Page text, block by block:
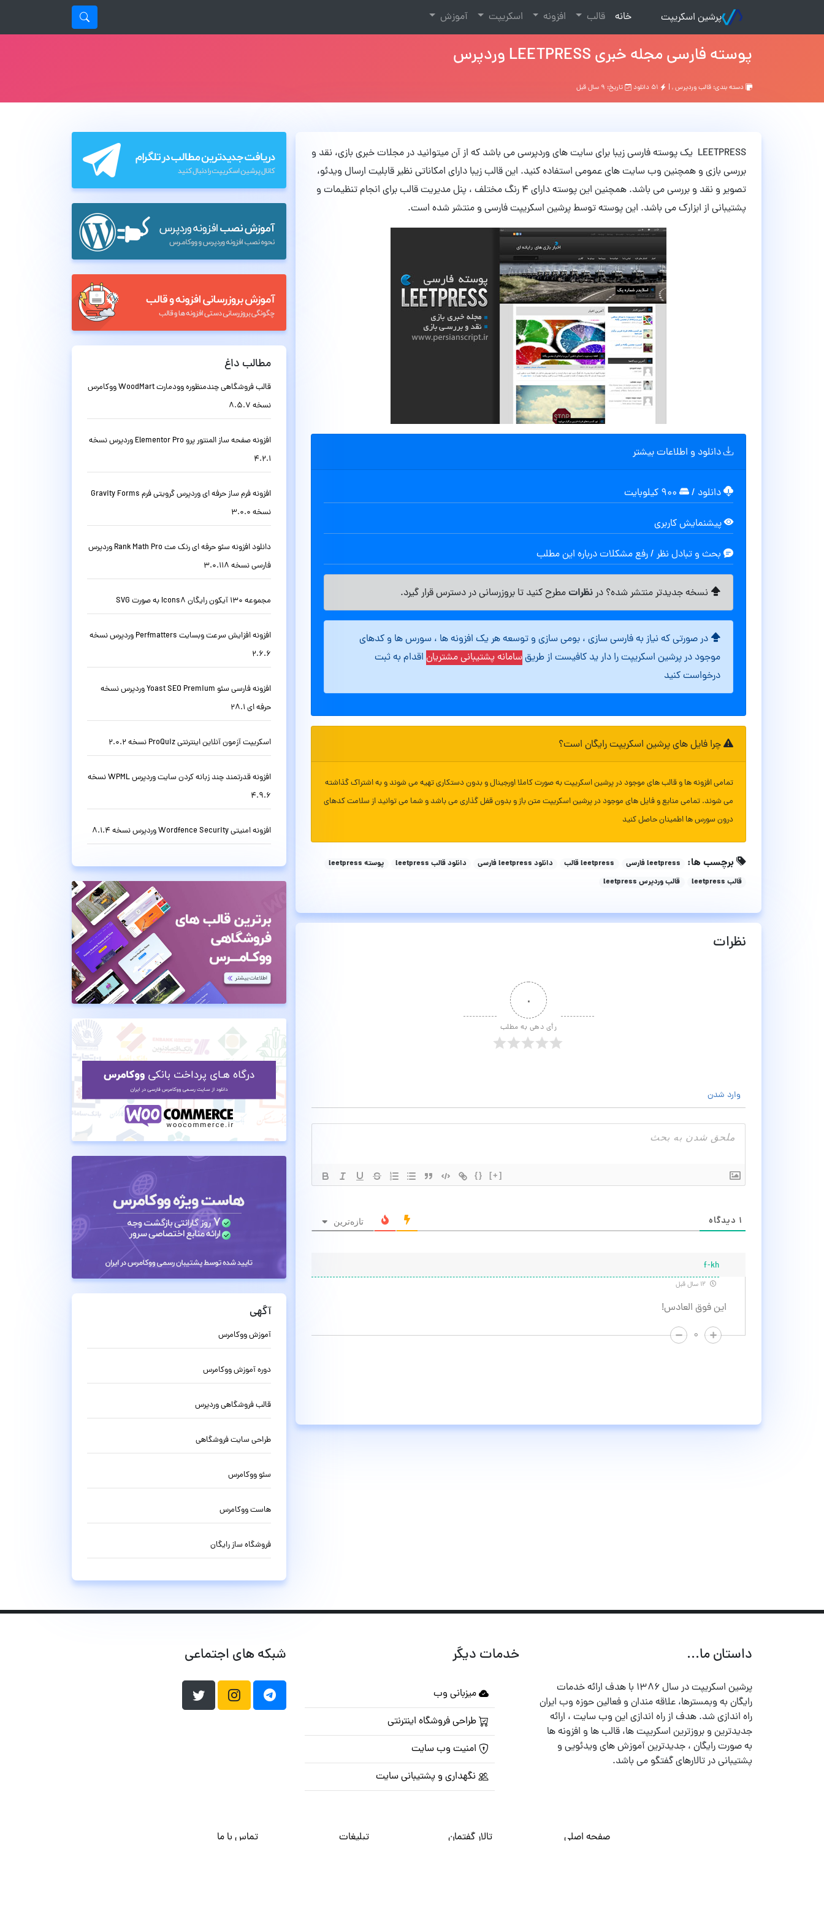
پرشین اسکریپت خانه
(current) قالب افزونه اسکریپت آموزش
پوسته فارسی مجله خبری LEETPRESS وردپرس
دسته بندی: قالب وردپرس, | تاریخ: ۹ سال قبل
LEETPRESS یک پوسته فارسی زیبا برای سایت های وردپرسی می باشد که از آن میتوانید در مجلات خبری بازی، نقد و
بررسی بازی و همچنین وب سایت های عمومی استفاده کنید. این قالب زیبا دارای امکاناتی نظیر قابلیت ارسال ویدئو،
تصویر و نقد و بررسی می باشد. همچنین این پوسته دارای 4 رنگ مختلف ، پنل مدیریت قالب برای انجام تنظیمات و
پشتیبانی از ابزارک می باشد. این پوسته توسط پرشین اسکریپت فارسی و منتشر شده است.
دانلود و اطلاعات بیشتر
دانلود /
پیشنمایش کاربری
بحث و تبادل نظر / رفع مشکلات درباره این مطلب
نسخه جدیدتر منتشر شده؟ درنظراتمطرح کنید تا بروزرسانی در دسترس قرار گیرد.
در صورتی که نیاز به فارسی سازی ، بومی سازی و توسعه هر یک افزونه ها ، سورس ها و کدهای
موجود در پرشین اسکریپت را دار ید کافیست از طریقسامانه پشتیبانی مشتریان اقدام به ثبت
درخواست کنید
چرا فایل های پرشین اسکریپت رایگان است؟
تمامی افزونه ها و قالب های موجود در پرشین اسکریپت به صورت کاملا اورجینال و بدون دستکاری تهیه می شوند و به اشتراک گذاشته
می شوند. تمامی منابع و فایل های موجود در پرشین اسکریپت متن باز و بدون قفل گذاری می باشد و شما می توانید از سلامت کدهای
درون سورس ها اطمینان حاصل کنید
برچسب ها: leetpress فارسی leetpress قالب دانلود leetpress فارسی دانلود قالب leetpress
پوسته leetpress
قالب leetpress
قالب وردپرس leetpress
نظرات
۰
رأی دهی به مطلب
وارد شدن
{} [+]
۱ دیدگاه تازه‌ترین
f-kh
این فوق العادس!
۰
مطالب داغ
قالب فروشگاهی چندمنظوره وودمارت WoodMart ووکامرس
نسخه 8.5.7
افزونه صفحه ساز المنتور پرو Elementor Pro وردپرس نسخه
4.2.1
افزونه فرم ساز حرفه ای وردپرس گرویتی فرم Gravity Forms
نسخه 3.0.0
دانلود افزونه سئو حرفه ای رنک مث Rank Math Pro وردپرس
فارسی نسخه 3.0.118
مجموعه 130 آیکون رایگان Icons8 به صورت SVG
افزونه افزایش سرعت وبسایت Perfmatters وردپرس نسخه
2.6.6
افزونه فارسی سئو Yoast SEO Premium وردپرس نسخه
حرفه ای 28.1
اسکریپت آزمون آنلاین اینترنتی ProQuiz نسخه 2.0.2
افزونه قدرتمند چند زبانه کردن سایت وردپرس WPML نسخه
4.9.6
افزونه امنیتی Wordfence Security وردپرس نسخه 8.1.4
آگهی
آموزش ووکامرس
دوره آموزش ووکامرس
قالب فروشگاهی وردپرس
طراحی سایت فروشگاهی
سئو ووکامرس
هاست ووکامرس
فروشگاه ساز رایگان
داستان ما...
پرشین اسکریپت در سال ۱۳۸۶ با هدف ارائه خدمات
رایگان به وبمسترها، علاقه مندان و فعالین حوزه وب ایران
راه اندازی شد. هدف از راه اندازی این وب سایت ، ارائه
جدیدترین و بروزترین اسکریپت ها، قالب ها و افزونه ها
به صورت رایگان ، جدیدترین آموزش های ویدئویی و
پشتیبانی در تالارهای گفتگو می باشد.
خدمات دیگر
میزبانی وب
طراحی فروشگاه اینترنتی
امنیت وب سایت
نگهداری و پشتیبانی سایت
شبکه های اجتماعی
صفحه اصلی تالار گفتمان تبلیغات تماس با ما